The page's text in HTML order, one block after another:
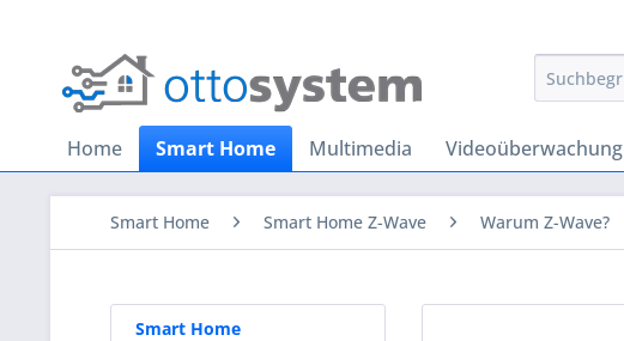
Home Smart Home Multimedia Videoüberwachung
Smart Home Smart Home Z-Wave Warum Z-Wave?
Smart Home